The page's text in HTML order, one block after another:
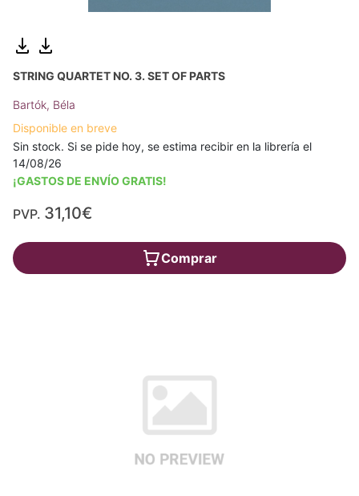
STRING QUARTET NO. 3. SET OF PARTS
Bartók, Béla
Disponible en breve
Sin stock. Si se pide hoy, se estima recibir en la librería el
14/08/26
¡GASTOS DE ENVÍO GRATIS!
PVP. 31,10€
Comprar